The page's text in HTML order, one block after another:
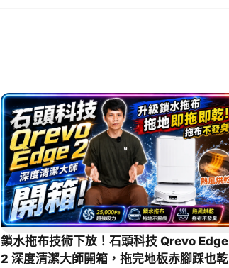
鎖水拖布技術下放！石頭科技 Qrevo Edge
2 深度清潔大師開箱，拖完地板赤腳踩也乾